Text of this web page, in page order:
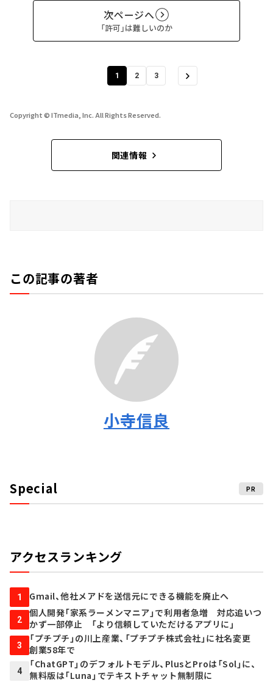
次ページへ
「許可」は難しいのか
1 2 3
Copyright © ITmedia, Inc. All Rights Reserved.
関連情報
この記事の著者
小寺信良
Special PR
アクセスランキング
1 Gmail、他社メアドを送信元にできる機能を廃止へ
2
個人開発「家系ラーメンマニア」で利用者急増 対応追いつ
かず一部停止 「より信頼していただけるアプリに」
3
「プチプチ」の川上産業、「プチプチ株式会社」に社名変更
創業58年で
4
「ChatGPT」のデフォルトモデル、PlusとProは「Sol」に、
無料版は「Luna」でテキストチャット無制限に